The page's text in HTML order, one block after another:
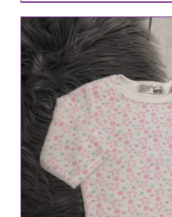
IN DEN WARENKORB